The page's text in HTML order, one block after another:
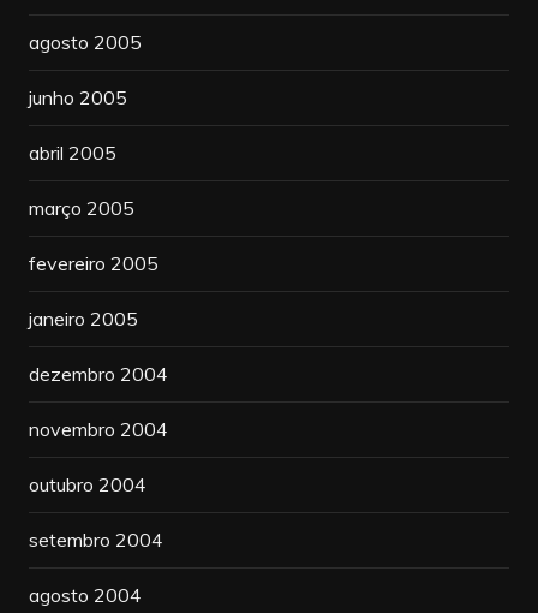
agosto 2005
junho 2005
abril 2005
março 2005
fevereiro 2005
janeiro 2005
dezembro 2004
novembro 2004
outubro 2004
setembro 2004
agosto 2004